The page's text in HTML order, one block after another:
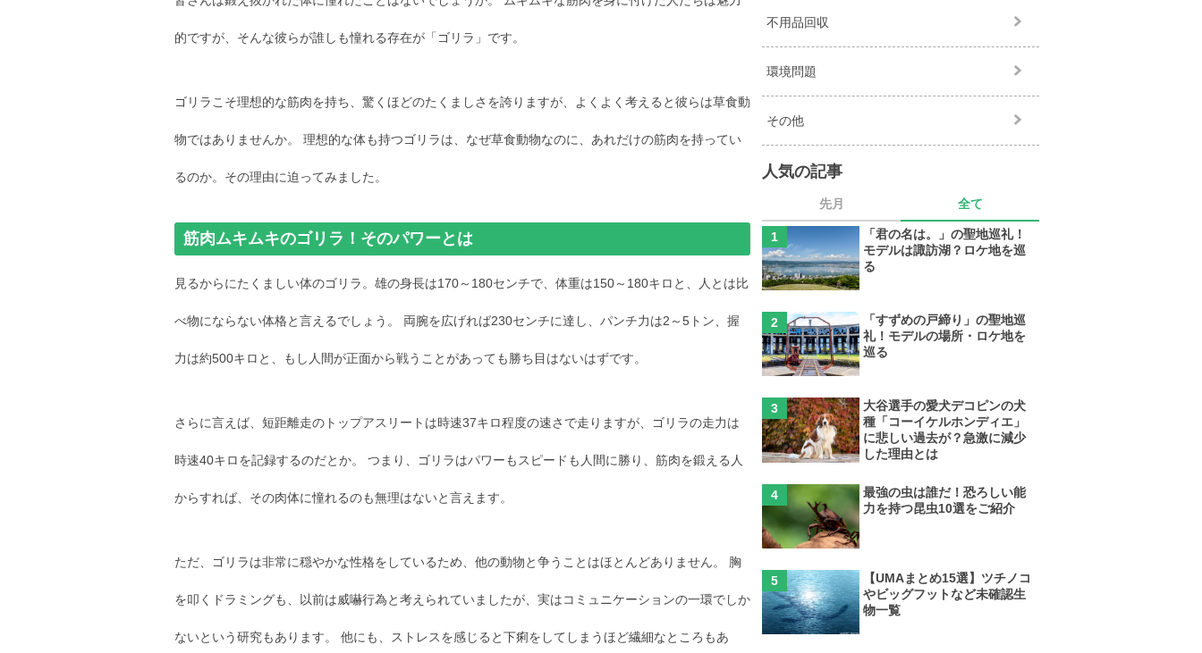
的ですが、そんな彼らが誰しも憧れる存在が「ゴリラ」です。
ゴリラこそ理想的な筋肉を持ち、驚くほどのたくましさを誇りますが、よくよく考えると彼らは草食動
物ではありませんか。 理想的な体も持つゴリラは、なぜ草食動物なのに、あれだけの筋肉を持ってい
るのか。その理由に迫ってみました。
筋肉ムキムキのゴリラ！そのパワーとは
見るからにたくましい体のゴリラ。雄の身長は170～180センチで、体重は150～180キロと、人とは比
べ物にならない体格と言えるでしょう。 両腕を広げれば230センチに達し、パンチ力は2～5トン、握
力は約500キロと、もし人間が正面から戦うことがあっても勝ち目はないはずです。
さらに言えば、短距離走のトップアスリートは時速37キロ程度の速さで走りますが、ゴリラの走力は
時速40キロを記録するのだとか。 つまり、ゴリラはパワーもスピードも人間に勝り、筋肉を鍛える人
からすれば、その肉体に憧れるのも無理はないと言えます。
ただ、ゴリラは非常に穏やかな性格をしているため、他の動物と争うことはほとんどありません。 胸
を叩くドラミングも、以前は威嚇行為と考えられていましたが、実はコミュニケーションの一環でしか
ないという研究もあります。 他にも、ストレスを感じると下痢をしてしまうほど繊細なところもあ
不用品回収
環境問題
その他
人気の記事
先月 全て
「君の名は。」の聖地巡礼！
モデルは諏訪湖？ロケ地を巡
る
「すずめの戸締り」の聖地巡
礼！モデルの場所・ロケ地を
巡る
大谷選手の愛犬デコピンの犬
種「コーイケルホンディエ」
に悲しい過去が？急激に減少
した理由とは
最強の虫は誰だ！恐ろしい能
力を持つ昆虫10選をご紹介
【UMAまとめ15選】ツチノコ
やビッグフットなど未確認生
物一覧